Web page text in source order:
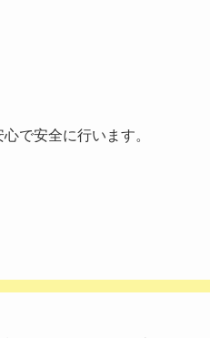
で安全に行います。